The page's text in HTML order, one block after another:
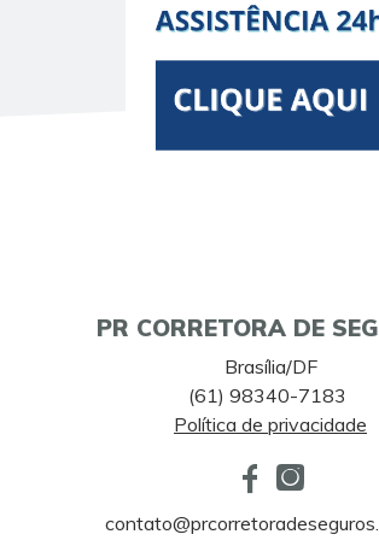
PR CORRETORA DE
Brasília/DF
(61) 98340-7183
Política de privacidade